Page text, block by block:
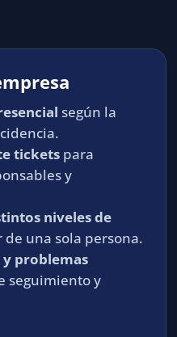
según la
tickets para
y
niveles de
una sola persona.
y problemas
seguimiento y